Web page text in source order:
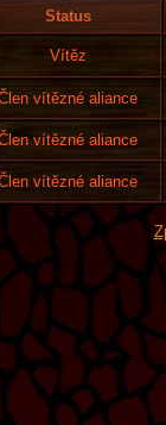
Status
Vítěz
vítězné aliance
vítězné aliance
vítězné aliance